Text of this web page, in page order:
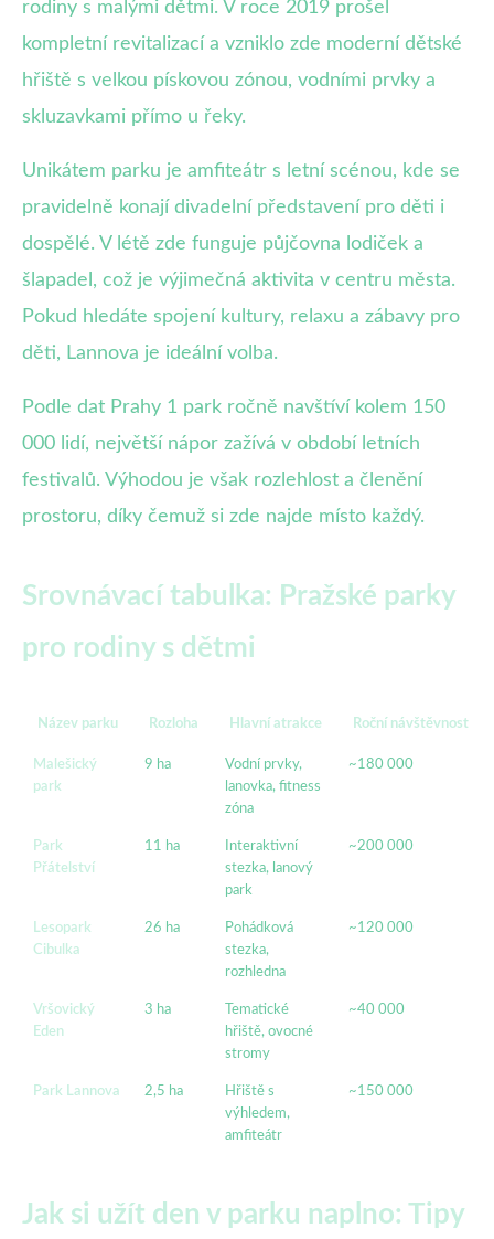
rodiny s malými dětmi. V roce 2019 prošel
kompletní revitalizací a vzniklo zde moderní dětské
hřiště s velkou pískovou zónou, vodními prvky a
skluzavkami přímo u řeky.
Unikátem parku je amfiteátr s letní scénou, kde se
pravidelně konají divadelní představení pro děti i
dospělé. V létě zde funguje půjčovna lodiček a
šlapadel, což je výjimečná aktivita v centru města.
Pokud hledáte spojení kultury, relaxu a zábavy pro
děti, Lannova je ideální volba.
Podle dat Prahy 1 park ročně navštíví kolem 150
000 lidí, největší nápor zažívá v období letních
festivalů. Výhodou je však rozlehlost a členění
prostoru, díky čemuž si zde najde místo každý.
Srovnávací tabulka: Pražské parky
pro rodiny s dětmi
Název parku Rozloha Hlavní atrakce Roční návštěvnost
Malešický
park
9 ha
Vodní prvky,
lanovka, fitness
zóna
~180 000
Park
Přátelství
11 ha
Interaktivní
stezka, lanový
park
~200 000
Lesopark
Cibulka
26 ha
Pohádková
stezka,
rozhledna
~120 000
Vršovický
Eden
3 ha
Tematické
hřiště, ovocné
stromy
~40 000
Park Lannova 2,5 ha
Hřiště s
výhledem,
amfiteátr
~150 000
Jak si užít den v parku naplno: Tipy